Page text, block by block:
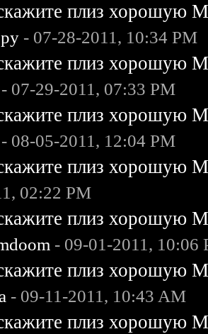
плиз хорошую
- 07-28-2011, 10:34 PM
плиз хорошую
- 07-29-2011, 07:33 PM
плиз хорошую
- 08-05-2011, 12:04 PM
плиз хорошую
02:22 PM
плиз хорошую
- 09-01-2011, 10:06
плиз хорошую
- 09-11-2011, 10:43 AM
плиз хорошую